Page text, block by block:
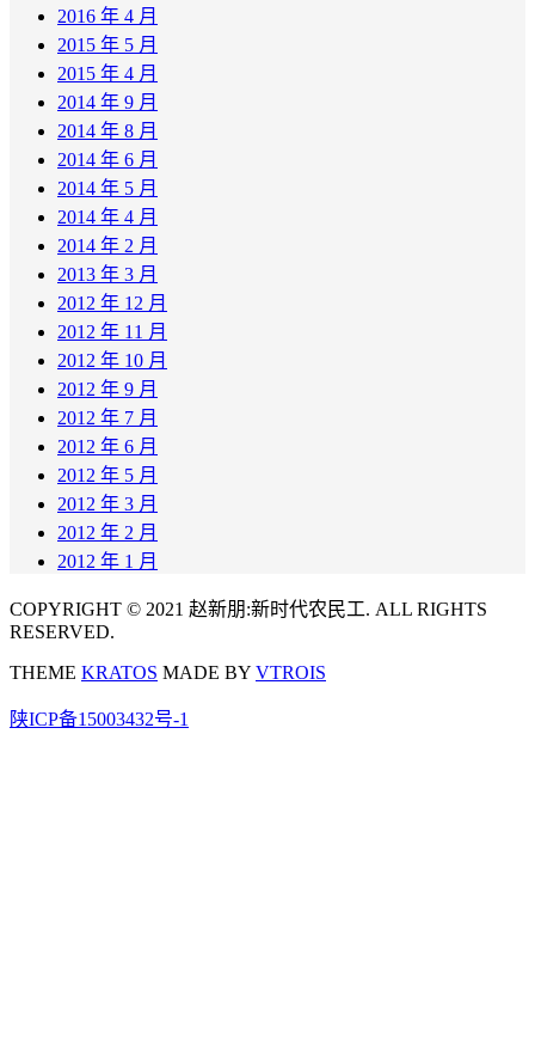
2016 年 4 月
2015 年 5 月
2015 年 4 月
2014 年 9 月
2014 年 8 月
2014 年 6 月
2014 年 5 月
2014 年 4 月
2014 年 2 月
2013 年 3 月
2012 年 12 月
2012 年 11 月
2012 年 10 月
2012 年 9 月
2012 年 7 月
2012 年 6 月
2012 年 5 月
2012 年 3 月
2012 年 2 月
2012 年 1 月
COPYRIGHT © 2021 赵新朋:新时代农民工. ALL RIGHTS
RESERVED.
THEME KRATOS MADE BY VTROIS
陕ICP备15003432号-1